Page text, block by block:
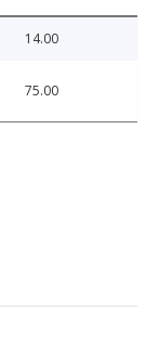
14.00
75.00